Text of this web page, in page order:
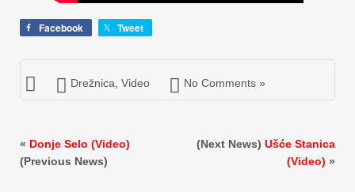
Facebook Tweet
Drežnica Video No Comments »
« Donje Selo (Video)
(Previous News)
(Next News) Ušće Stanica
(Video) »